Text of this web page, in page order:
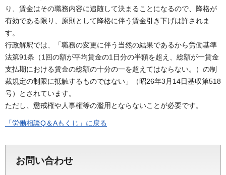
り、賃金はその職務内容に追随して決まることになるので、降格が
有効である限り、原則として降格に伴う賃金引き下げは許されま
す。
行政解釈では、「職務の変更に伴う当然の結果であるから労働基準
法第91条（1回の額が平均賃金の1日分の半額を超え、総額が一賃金
支払期における賃金の総額の十分の一を超えてはならない。）の制
裁規定の制限に抵触するものではない」（昭26年3月14日基収第518
号）とされています。
ただし、懲戒権や人事権等の濫用とならないことが必要です。
「労働相談Q＆Aもくじ」に戻る
お問い合わせ